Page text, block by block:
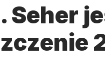
Seher